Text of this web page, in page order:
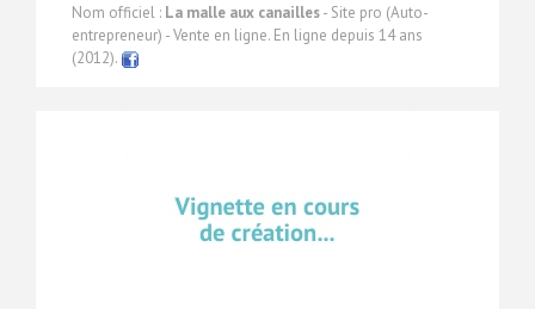
Nom officiel : La malle aux canailles- Site pro (Auto-
entrepreneur) - Vente en ligne. En ligne depuis 14 ans
(2012).